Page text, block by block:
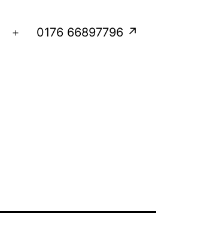
Menü
0176 66897796 ↗